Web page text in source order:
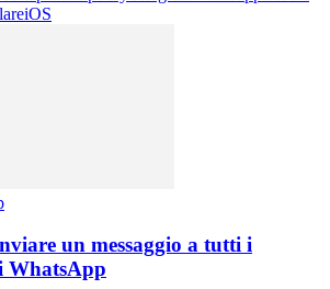
iOS
un messaggio a tutti i
WhatsApp